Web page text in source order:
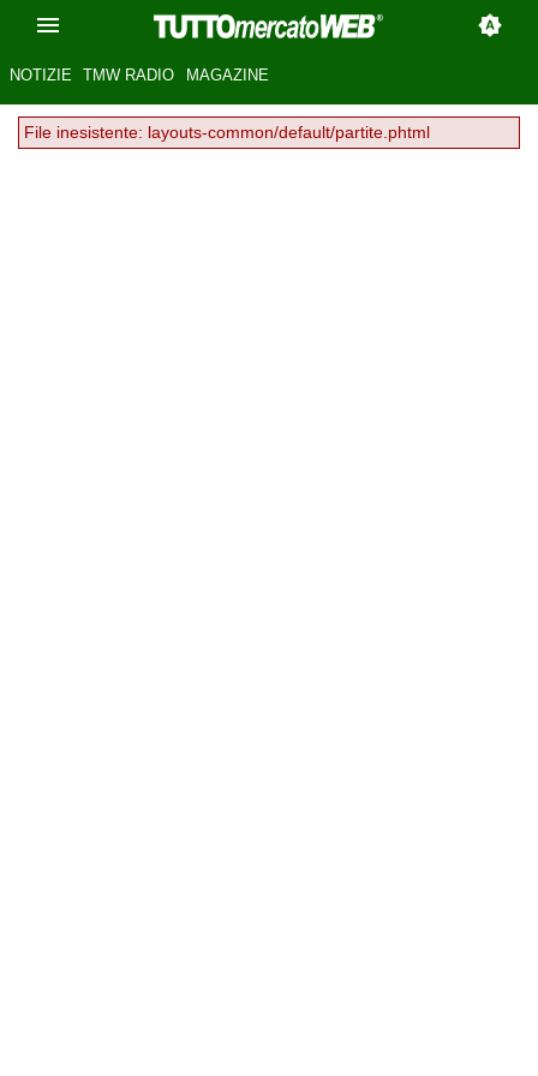
NOTIZIE TMW RADIO MAGAZINE
File inesistente: layouts-common/default/partite.phtml